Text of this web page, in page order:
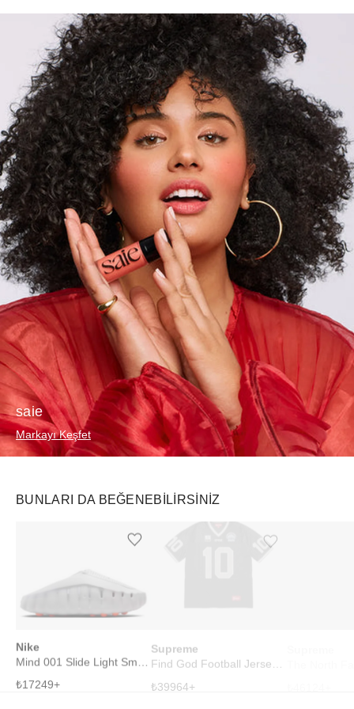
saie
Markayı Keşfet
BUNLARI DA BEĞENEBILIRSINIZ
Nike
₺17249+
Ürünü istek listesine ekle veya listeden çıkar
Supreme
₺39964 +
Ürünü istek listesine ekle veya listeden çıkar